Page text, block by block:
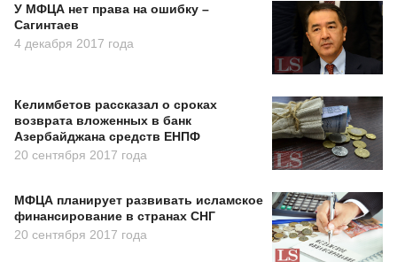
У МФЦА нет права на ошибку –
Сагинтаев
4 декабря 2017 года
Келимбетов рассказал о сроках
возврата вложенных в банк
Азербайджана средств ЕНПФ
20 сентября 2017 года
МФЦА планирует развивать исламское
финансирование в странах СНГ
20 сентября 2017 года